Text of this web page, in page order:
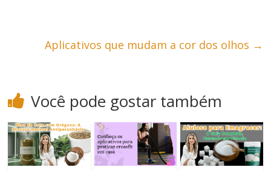
Aplicativos que mudam a cor dos olhos →
Você pode gostar também